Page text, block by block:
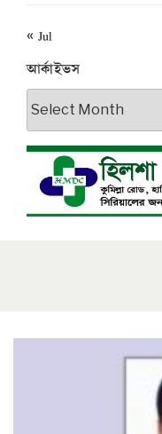
« Jul
আর্কাইভস
আর্কাইভস